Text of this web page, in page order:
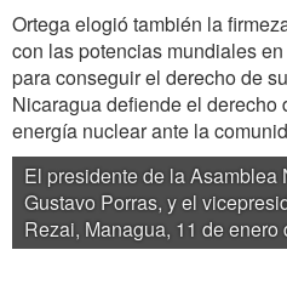
Ortega elogió también la
con las potencias mundiales
para conseguir el derecho de
Nicaragua defiende el derecho
energía nuclear ante la
El presidente de la
Gustavo Porras, y el
Rezai, Managua, 11 de enero